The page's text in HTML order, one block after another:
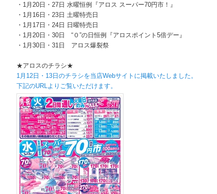
・1月20日・27日 水曜恒例『アロス スーパー70円市！』
・1月16日・23日 土曜特売日
・1月17日・24日 日曜特売日
・1月20日・30日 “０”の日恒例『アロスポイント5倍デー』
・1月30日・31日 アロス爆裂祭
★アロスのチラシ★
1月12日・ 13日のチラシを当店Webサイトに掲載いたしました。
下記のURLよりご覧いただけます。